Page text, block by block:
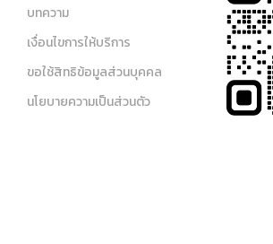
บทความ
เงื่อนไขการให้บริการ
ขอใช้สิทธิข้อมูลส่วนบุคคล
นโยบายความเป็นส่วนตัว